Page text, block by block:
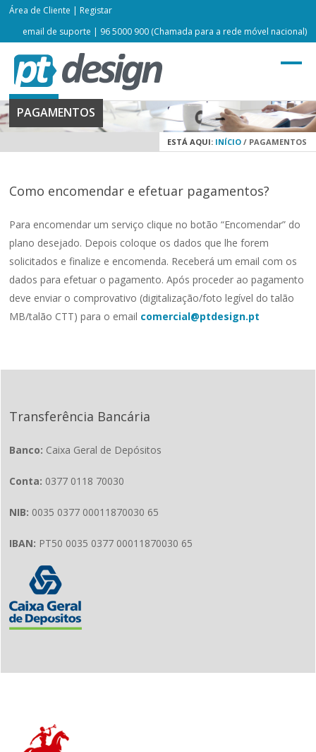
Área de Cliente | Registar
email de suporte | 96 5000 900 (Chamada para a rede móvel nacional)
PAGAMENTOS
ESTÁ AQUI: INÍCIO / PAGAMENTOS
Como encomendar e efetuar pagamentos?
Para encomendar um serviço clique no botão “Encomendar” do
plano desejado. Depois coloque os dados que lhe forem
solicitados e finalize e encomenda. Receberá um email com os
dados para efetuar o pagamento. Após proceder ao pagamento
deve enviar o comprovativo (digitalização/foto legível do talão
MB/talão CTT) para o email comercial@ptdesign.pt
Transferência Bancária
Banco: Caixa Geral de Depósitos
Conta: 0377 0118 70030
NIB: 0035 0377 00011870030 65
IBAN: PT50 0035 0377 00011870030 65